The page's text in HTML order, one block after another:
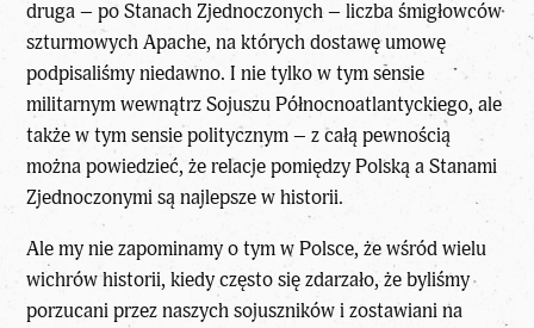
druga – po Stanach Zjednoczonych – liczba śmigłowców
szturmowych Apache, na których dostawę umowę
podpisaliśmy niedawno. I nie tylko w tym sensie
militarnym wewnątrz Sojuszu Północnoatlantyckiego, ale
także w tym sensie politycznym – z całą pewnością
można powiedzieć, że relacje pomiędzy Polską a Stanami
Zjednoczonymi są najlepsze w historii.
Ale my nie zapominamy o tym w Polsce, że wśród wielu
wichrów historii, kiedy często się zdarzało, że byliśmy
porzucani przez naszych sojuszników i zostawiani na